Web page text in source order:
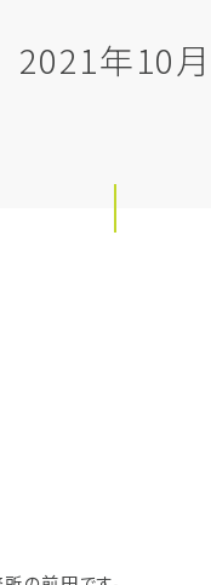
2021年10月